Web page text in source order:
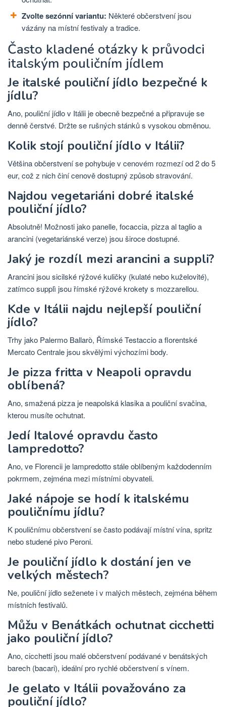
Zvolte sezónní variantu: Některé občerstvení jsou
vázány na místní festivaly a tradice.
Často kladené otázky k průvodci
italským pouličním jídlem
Je italské pouliční jídlo bezpečné k
jídlu?
Ano, pouliční jídlo v Itálii je obecně bezpečné a připravuje se
denně čerstvé. Držte se rušných stánků s vysokou obměnou.
Kolik stojí pouliční jídlo v Itálii?
Většina občerstvení se pohybuje v cenovém rozmezí od 2 do 5
eur, což z nich činí cenově dostupný způsob stravování.
Najdou vegetariáni dobré italské
pouliční jídlo?
Absolutně! Možnosti jako panelle, focaccia, pizza al taglio a
arancini (vegetariánské verze) jsou široce dostupné.
Jaký je rozdíl mezi arancini a suppli?
Arancini jsou sicilské rýžové kuličky (kulaté nebo kuželovité),
zatímco supplì jsou římské rýžové krokety s mozzarellou.
Kde v Itálii najdu nejlepší pouliční
jídlo?
Trhy jako Palermo Ballarò, Římské Testaccio a florentské
Mercato Centrale jsou skvělými výchozími body.
Je pizza fritta v Neapoli opravdu
oblíbená?
Ano, smažená pizza je neapolská klasika a pouliční svačina,
kterou musíte ochutnat.
Jedí Italové opravdu často
lampredotto?
Ano, ve Florencii je lampredotto stále oblíbeným každodenním
pokrmem, zejména mezi místními obyvateli.
Jaké nápoje se hodí k italskému
pouličnímu jídlu?
K pouličnímu občerstvení se často podávají místní vína, spritz
nebo studené pivo Peroni.
Je pouliční jídlo k dostání jen ve
velkých městech?
Ne, pouliční jídlo seženete i v malých městech, zejména během
místních festivalů.
Můžu v Benátkách ochutnat cicchetti
jako pouliční jídlo?
Ano, cicchetti jsou malé občerstvení podávané v benátských
barech (bacari), ideální pro rychlé občerstvení s vínem.
Je gelato v Itálii považováno za
pouliční jídlo?